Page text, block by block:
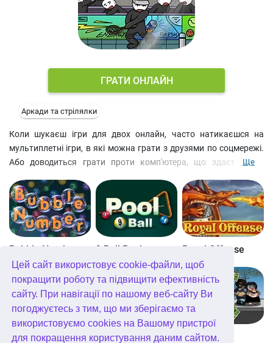
Цей сайт використовує cookie-файли, щоб
покращити роботу та підвищити ефективність
сайту. При навігації по нашому веб-сайту Ви
погоджуєтесь з тим, що ми зберігаємо та
використовуємо cookies на Вашому пристрої
для покращення користування даним сайтом.
ГРАТИ ОНЛАЙН
Аркади та стрілялки
Коли шукаєш ігри для двох онлайн, часто натикаєшся на
мультиплетні ігри, в які можна грати з друзями по соцмережі.
Або доводиться грати проти комп'ютера, що здається не
можливість гри для 2 гравців, що сидять за однією
клавіатурою. Чи це зручно? Оцініть самі!
Ще
Bubble Number 9 Ball Pool Royal Offense
Blockz! Королівство Кітта Go Repo